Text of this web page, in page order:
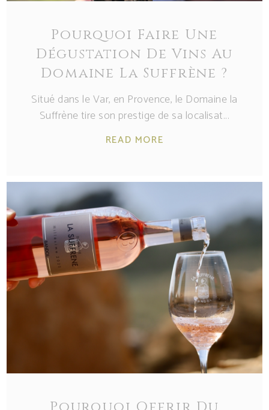
Pourquoi Faire Une
Dégustation De Vins Au
Domaine La Suffrène ?
Situé dans le Var, en Provence, le Domaine la
Suffrène tire son prestige de sa localisat
READ MORE